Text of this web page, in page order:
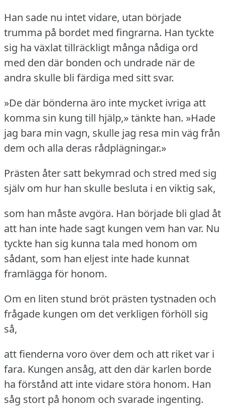
Han sade nu intet vidare, utan började
trumma på bordet med fingrarna. Han tyckte
sig ha växlat tillräckligt många nådiga ord
med den där bonden och undrade när de
andra skulle bli färdiga med sitt svar.
»De där bönderna äro inte mycket ivriga att
komma sin kung till hjälp,» tänkte han. »Hade
jag bara min vagn, skulle jag resa min väg från
dem och alla deras rådplägningar.»
Prästen åter satt bekymrad och stred med sig
själv om hur han skulle besluta i en viktig sak,
som han måste avgöra. Han började bli glad åt
att han inte hade sagt kungen vem han var. Nu
tyckte han sig kunna tala med honom om
sådant, som han eljest inte hade kunnat
framlägga för honom.
Om en liten stund bröt prästen tystnaden och
frågade kungen om det verkligen förhöll sig
så,
att fienderna voro över dem och att riket var i
fara. Kungen ansåg, att den där karlen borde
ha förstånd att inte vidare störa honom. Han
såg stort på honom och svarade ingenting.